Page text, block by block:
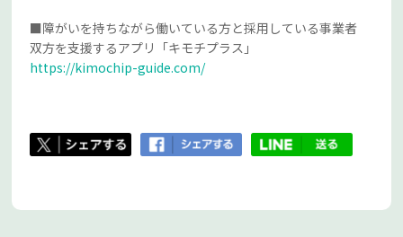
■障がいを持ちながら働いている方と採用している事業者
双方を支援するアプリ「キモチプラス」
https://kimochip-guide.com/